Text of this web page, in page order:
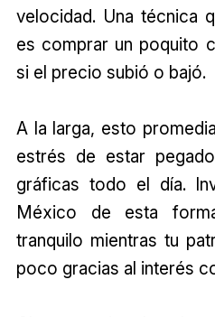
velocidad. Una técnica
es comprar un poquito
si el precio subió o bajó.
A la larga, esto
estrés de estar
gráficas todo el día.
México de esta
tranquilo mientras tu
poco gracias al interés